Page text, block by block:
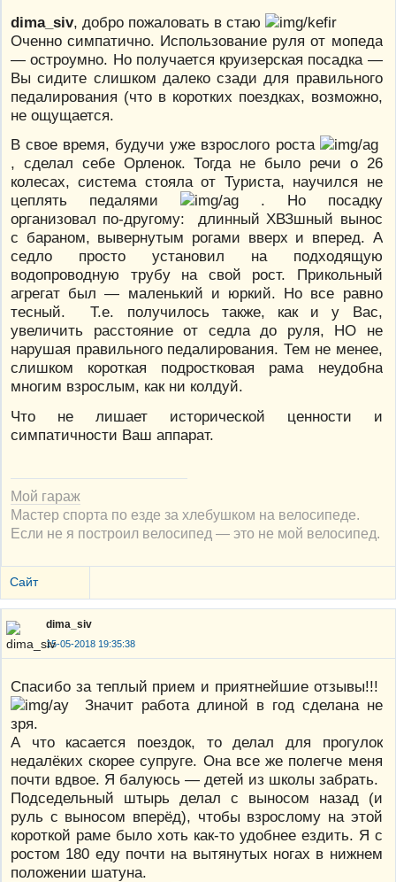
dima_siv, добро пожаловать в стаю
Оченно симпатично. Использование руля от мопеда
— остроумно. Но получается круизерская посадка —
Вы сидите слишком далеко сзади для правильного
педалирования (что в коротких поездках, возможно,
не ощущается.
В свое время, будучи уже взрослого роста
, сделал себе Орленок. Тогда не было речи о 26
колесах, система стояла от Туриста, научился не
цеплять педалями
. Но посадку
организовал по-другому: длинный ХВЗшный вынос
с бараном, вывернутым рогами вверх и вперед. А
седло просто установил на подходящую
водопроводную трубу на свой рост. Прикольный
агрегат был — маленький и юркий. Но все равно
тесный. Т.е. получилось также, как и у Вас,
увеличить расстояние от седла до руля, НО не
нарушая правильного педалирования. Тем не менее,
слишком короткая подростковая рама неудобна
многим взрослым, как ни колдуй.
Что не лишает исторической ценности и
симпатичности Ваш аппарат.
Мой гараж
Мастер спорта по езде за хлебушком на велосипеде.
Если не я построил велосипед — это не мой велосипед.
Сайт
dima_siv
15-05-2018 19:35:38
Спасибо за теплый прием и приятнейшие отзывы!!!
Значит работа длиной в год сделана не
зря.
А что касается поездок, то делал для прогулок
недалёких скорее супруге. Она все же полегче меня
почти вдвое. Я балуюсь — детей из школы забрать.
Подседельный штырь делал с выносом назад (и
руль с выносом вперёд), чтобы взрослому на этой
короткой раме было хоть как-то удобнее ездить. Я с
ростом 180 еду почти на вытянутых ногах в нижнем
положении шатуна.